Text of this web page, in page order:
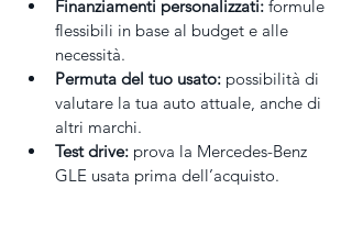
Finanziamenti personalizzati: formule
flessibili in base al budget e alle
necessità.
Permuta del tuo usato: possibilità di
valutare la tua auto attuale, anche di
altri marchi.
Test drive: prova la Mercedes-Benz
GLE usata prima dell’acquisto.